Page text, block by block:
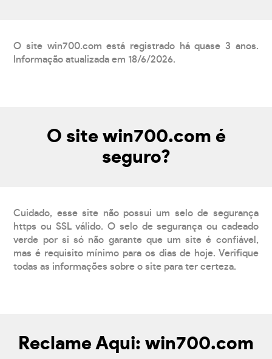
O site win700.com está registrado há quase 3 anos.
Informação atualizada em 18/6/2026.
O site win700.com é
seguro?
Cuidado, esse site não possui um selo de segurança
https ou SSL válido. O selo de segurança ou cadeado
verde por si só não garante que um site é confiável,
mas é requisito mínimo para os dias de hoje. Verifique
todas as informações sobre o site para ter certeza.
Reclame Aqui: win700.com